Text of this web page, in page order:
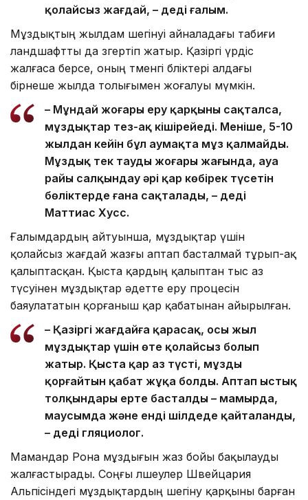
қолайсыз жағдай, – деді ғалым.
Мұздықтың жылдам шегінуі айналадағы табиғи
ландшафтты да өзгертіп жатыр. Қазіргі үрдіс
жалғаса берсе, оның төменгі бөліктері алдағы
бірнеше жылда толығымен жоғалуы мүмкін.
– Мұндай жоғары еру қарқыны сақталса,
мұздықтар тез-ақ кішірейеді. Меніңше, 5-10
жылдан кейін бұл аумақта мұз қалмайды.
Мұздық тек таудың жоғары жағында, ауа
райы салқындау әрі қар көбірек түсетін
бөліктерде ғана сақталады, – деді
Маттиас Хусс.
Ғалымдардың айтуынша, мұздықтар үшін
қолайсыз жағдай жазғы аптап басталмай тұрып-ақ
қалыптасқан. Қыста қардың қалыптан тыс аз
түсуінен мұздықтар әдетте еру процесін
баяулататын қорғаныш қар қабатынан айырылған.
– Қазіргі жағдайға қарасақ, осы жыл
мұздықтар үшін өте қолайсыз болып
жатыр. Қыста қар аз түсті, мұзды
қорғайтын қабат жұқа болды. Аптап ыстық
толқындары ерте басталды – мамырда,
маусымда және енді шілдеде қайталанды,
– деді гляциолог.
Мамандар Рона мұздығын жаз бойы бақылауды
жалғастырады. Соңғы өлшеулер Швейцария
Альпісіндегі мұздықтардың шегіну қарқыны барған